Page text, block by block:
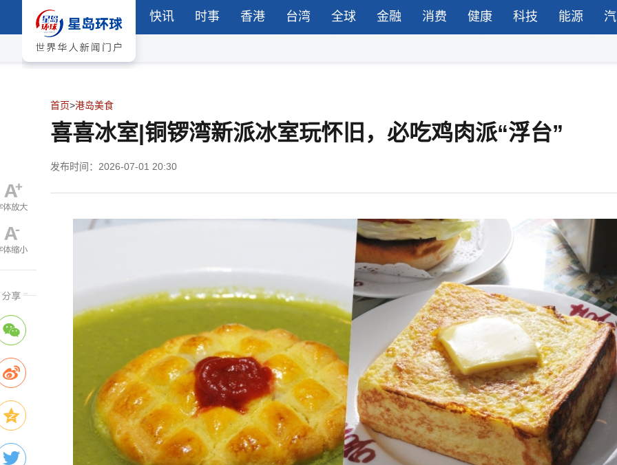
快讯 时事 香港 台湾 全球 金融 消费 健康 科技 能源
首页>港岛美食
喜喜冰室|铜锣湾新派冰室玩怀旧，必吃鸡肉派“浮台”
发布时间：2026-07-01 20:30